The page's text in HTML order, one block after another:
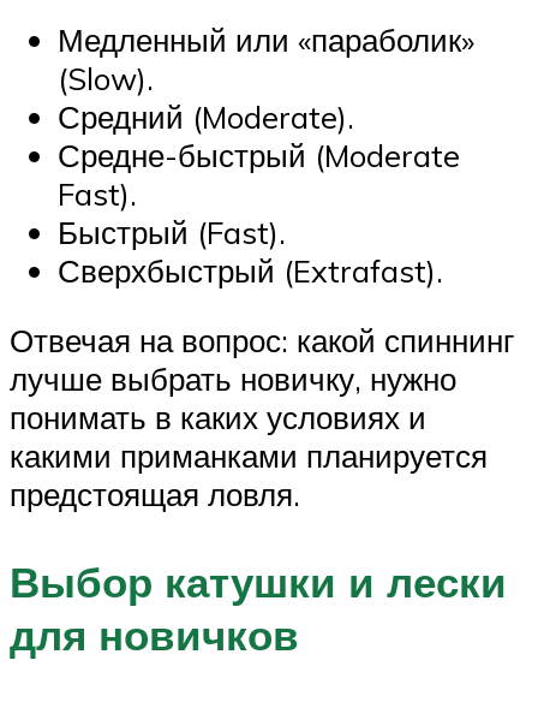
Медленный или «параболик»
(Slow).
Средний (Moderate).
Средне-быстрый (Moderate
Fast).
Быстрый (Fast).
Сверхбыстрый (Extrafast).
Отвечая на вопрос: какой спиннинг
лучше выбрать новичку, нужно
понимать в каких условиях и
какими приманками планируется
предстоящая ловля.
Выбор катушки и лески
для новичков